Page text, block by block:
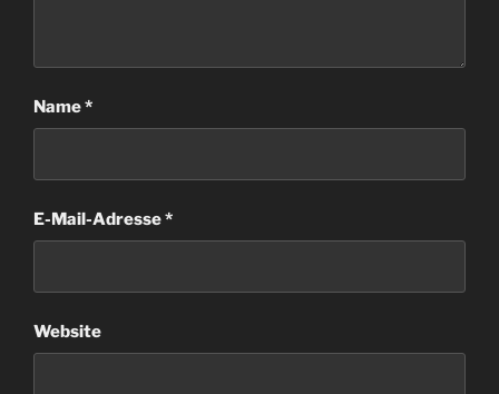
Name*
E-Mail-Adresse*
Website